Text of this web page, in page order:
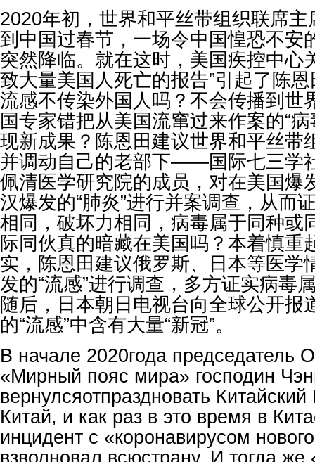
2020年初，世界和平丝带组织联席
到中国过春节，一场令中国惶恐不安
突然降临。就在这时，美国疾控中心
致大量美国人死亡的报告”引起了陈
流感不传染外国人吗？不会传播到世
国专家错把从美国流窜过来作案的“
现新成果？陈恩田建议世界和平丝带
并调动自己的老部下——国际七三学
佩清医学研究院的成员，对在美国爆
汉爆发的“肺炎”进行并案调查，从而
相同，破坏力相同，病毒属于同种或
际同伙真的暗藏在美国吗？本着慎重
实，陈恩田建议俄罗斯、日本等医学
发的“流感”进行调查，多方证实病毒
随后，日本朝日电视台向全球公开报
的“流感”中含有大量“新冠”。
В начале 2020года председатель
«Мирный пояс мира» господин
вернулсяотпраздновать
Китай, и как раз в это время в
инцидент с «коронавирусом